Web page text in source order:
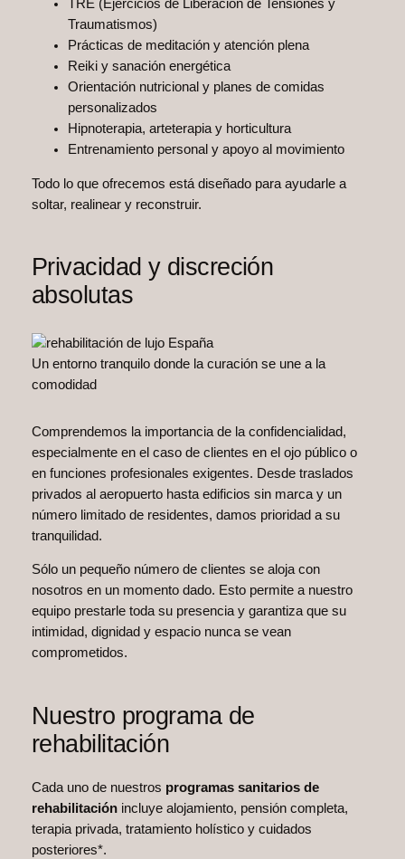
TRE (Ejercicios de Liberación de Tensiones y
Traumatismos)
Prácticas de meditación y atención plena
Reiki y sanación energética
Orientación nutricional y planes de comidas
personalizados
Hipnoterapia, arteterapia y horticultura
Entrenamiento personal y apoyo al movimiento
Todo lo que ofrecemos está diseñado para ayudarle a
soltar, realinear y reconstruir.
Privacidad y discreción
absolutas
Comprendemos la importancia de la confidencialidad,
especialmente en el caso de clientes en el ojo público o
en funciones profesionales exigentes. Desde traslados
privados al aeropuerto hasta edificios sin marca y un
número limitado de residentes, damos prioridad a su
tranquilidad.
Sólo un pequeño número de clientes se aloja con
nosotros en un momento dado. Esto permite a nuestro
equipo prestarle toda su presencia y garantiza que su
intimidad, dignidad y espacio nunca se vean
comprometidos.
Un entorno tranquilo donde la curación se une a la
comodidad
Nuestro programa de
rehabilitación
Cada uno de nuestros programas sanitarios de
rehabilitaciónincluye alojamiento, pensión completa,
terapia privada, tratamiento holístico y cuidados
posteriores*.